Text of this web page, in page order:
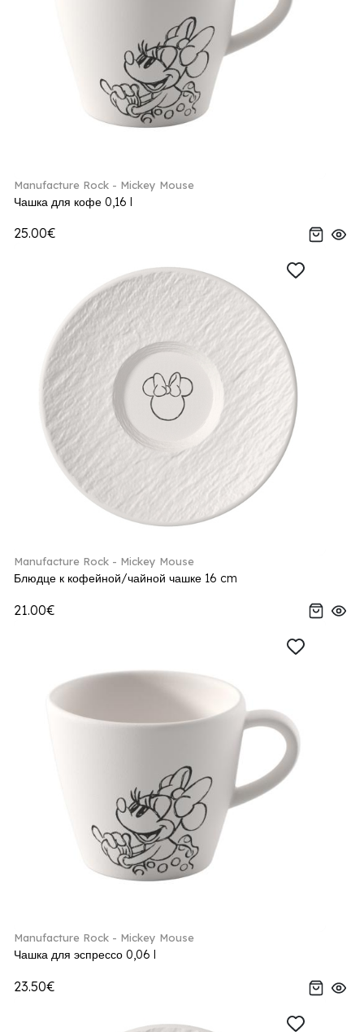
Manufacture Rock - Mickey Mouse
Чашка для кофе 0,16 l
25.00€
Manufacture Rock - Mickey Mouse
Блюдце к кофейной/чайной чашке 16 cm
21.00€
Manufacture Rock - Mickey Mouse
Чашка для эспрессо 0,06 l
23.50€